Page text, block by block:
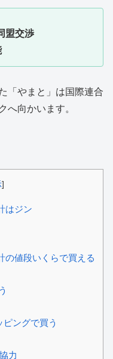
盟交渉
「やまと」は国際連合
へ向かいます。
]
はジン
の値段いくらで買える
ングで買う
力